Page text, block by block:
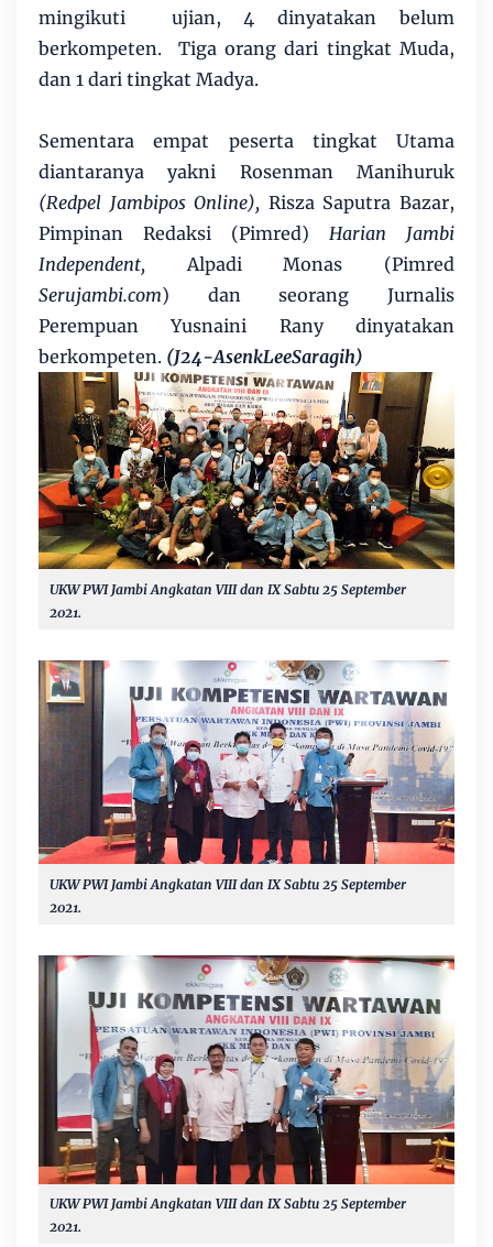
mingikuti ujian, 4 dinyatakan belum
berkompeten. Tiga orang dari tingkat Muda,
dan 1 dari tingkat Madya.
Sementara empat peserta tingkat Utama
diantaranya yakni Rosenman Manihuruk
(Redpel Jambipos Online), Risza Saputra Bazar,
Pimpinan Redaksi (Pimred) Harian Jambi
Independent, Alpadi Monas (Pimred
Serujambi.com) dan seorang Jurnalis
Perempuan Yusnaini Rany dinyatakan
berkompeten. (J24-AsenkLeeSaragih)
UKW PWI Jambi Angkatan VIII dan IX Sabtu 25 September
2021.
UKW PWI Jambi Angkatan VIII dan IX Sabtu 25 September
2021.
UKW PWI Jambi Angkatan VIII dan IX Sabtu 25 September
2021.